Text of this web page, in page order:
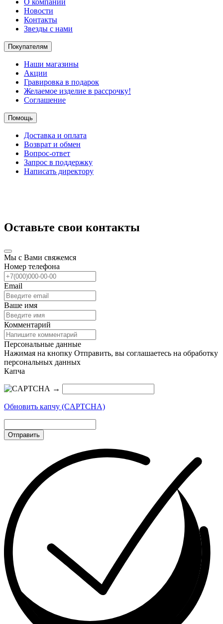
О компании
Новости
Контакты
Звезды с нами
Покупателям
Наши магазины
Акции
Гравировка в подарок
Желаемое изделие в рассрочку!
Соглашение
Помощь
Доставка и оплата
Возврат и обмен
Вопрос-ответ
Запрос в поддержку
Написать директору
Оставьте свои контакты
Мы с Вами свяжемся
Номер телефона
Email
Ваше имя
Комментарий
Персональные данные
Нажимая на кнопку Отправить, вы соглашаетесь на обработку
персональных данных
Капча
→
Обновить капчу (CAPTCHA)
Отправить